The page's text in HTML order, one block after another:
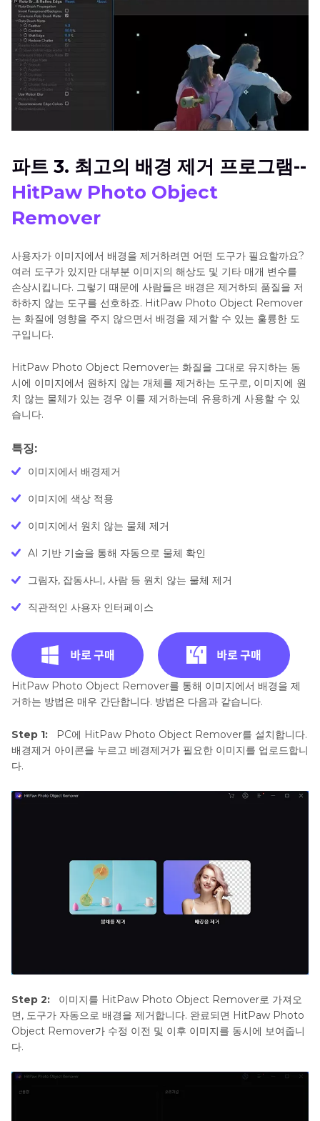
파트 3. 최고의 배경 제거 프로그램--
HitPaw Photo Object
Remover
사용자가 이미지에서 배경을 제거하려면 어떤 도구가 필요할까요?
여러 도구가 있지만 대부분 이미지의 해상도 및 기타 매개 변수를
손상시킵니다. 그렇기 때문에 사람들은 배경은 제거하되 품질을 저
하하지 않는 도구를 선호하죠. HitPaw Photo Object Remover
는 화질에 영향을 주지 않으면서 배경을 제거할 수 있는 훌륭한 도
구입니다.
HitPaw Photo Object Remover는 화질을 그대로 유지하는 동
시에 이미지에서 원하지 않는 개체를 제거하는 도구로, 이미지에 원
치 않는 물체가 있는 경우 이를 제거하는데 유용하게 사용할 수 있
습니다.
특징:
이미지에서 배경제거
이미지에 색상 적용
이미지에서 원치 않는 물체 제거
AI 기반 기술을 통해 자동으로 물체 확인
그림자, 잡동사니, 사람 등 원치 않는 물체 제거
직관적인 사용자 인터페이스
HitPaw Photo Object Remover를 통해 이미지에서 배경을 제
거하는 방법은 매우 간단합니다. 방법은 다음과 같습니다.
Step 1:
PC에 HitPaw Photo Object Remover를 설치합니다.
배경제거 아이콘을 누르고 베경제거가 필요한 이미지를 업로드합니
다.
Step 2:
이미지를 HitPaw Photo Object Remover로 가져오
면, 도구가 자동으로 배경을 제거합니다. 완료되면 HitPaw Photo
Object Remover가 수정 이전 및 이후 이미지를 동시에 보여줍니
다.